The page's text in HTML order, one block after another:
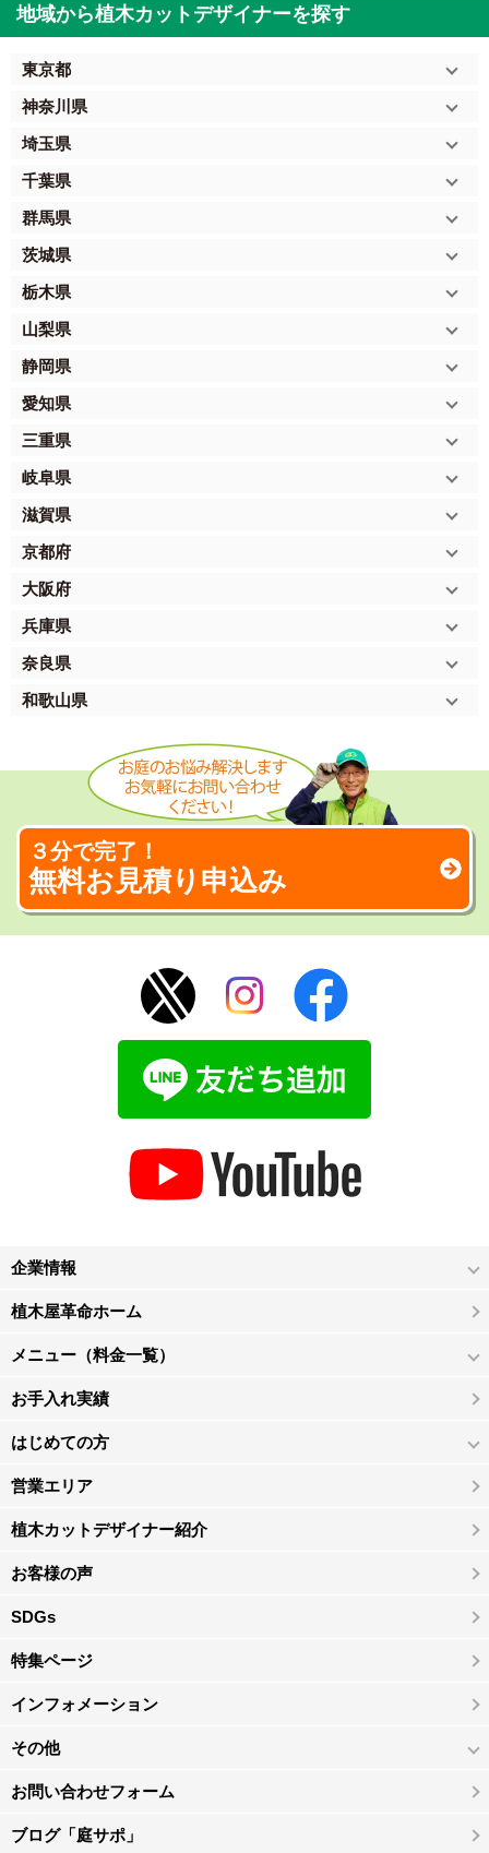
地域から植木カットデザイナーを探す
東京都
神奈川県
埼玉県
千葉県
群馬県
茨城県
栃木県
山梨県
静岡県
愛知県
三重県
岐阜県
滋賀県
京都府
大阪府
兵庫県
奈良県
和歌山県
３分で完了！
無料お見積り申込み
企業情報
植木屋革命ホーム
メニュー（料金一覧）
お手入れ実績
はじめての方
営業エリア
植木カットデザイナー紹介
お客様の声
SDGs
特集ページ
インフォメーション
その他
お問い合わせフォーム
ブログ「庭サポ」